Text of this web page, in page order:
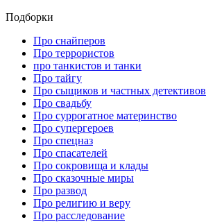
Подборки
Про снайперов
Про террористов
про танкистов и танки
Про тайгу
Про сыщиков и частных детективов
Про свадьбу
Про суррогатное материнство
Про супергероев
Про спецназ
Про спасателей
Про сокровища и клады
Про сказочные миры
Про развод
Про религию и веру
Про расследование